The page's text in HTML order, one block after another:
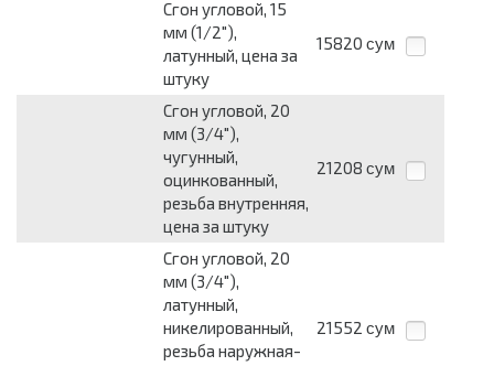
Сгон угловой, 15
мм (1/2"),
латунный, цена за
штуку
15820 сум
Сгон угловой, 20
мм (3/4"),
чугунный,
оцинкованный,
резьба внутренняя,
цена за штуку
21208 сум
Сгон угловой, 20
мм (3/4"),
латунный,
никелированный,
резьба наружная-
21552 сум